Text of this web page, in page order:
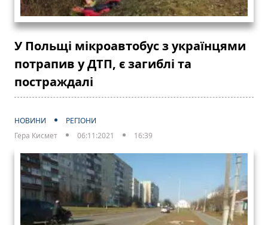
У Польщі мікроавтобус з українцями
потрапив у ДТП, є загиблі та
постраждалі
НОВИНИ
РЕГІОНИ
Гера Кисмет
06:11:2021 16:39